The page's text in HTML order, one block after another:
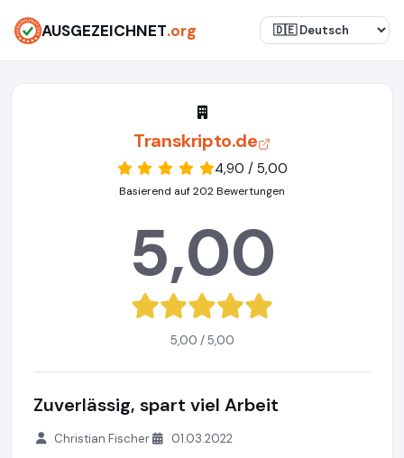
AUSGEZEICHNET.org
Transkripto.de
4,90 / 5,00
Basierend auf 202 Bewertungen
5,00
5,00 / 5,00
Zuverlässig, spart viel Arbeit
Christian Fischer 01.03.2022